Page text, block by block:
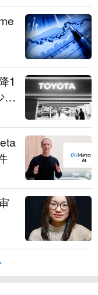
1
卖